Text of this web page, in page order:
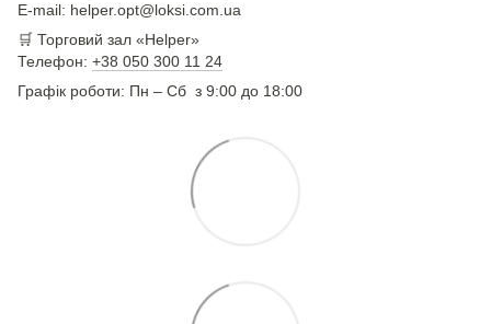
E-mail: helper.opt@loksi.com.ua
🛒 Торговий зал «Helper»
Телефон: +38 050 300 11 24
Графік роботи: Пн – Сб з 9:00 до 18:00